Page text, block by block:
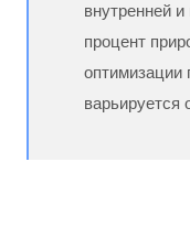
внутренней
процент
оптимизации
варьируется